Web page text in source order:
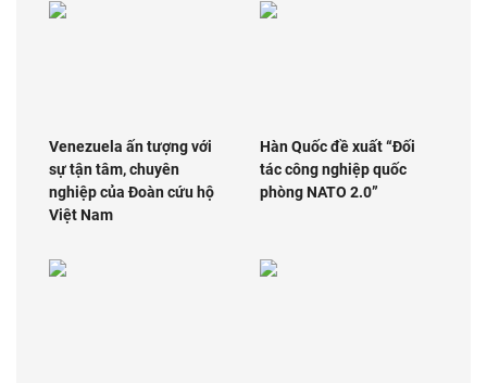
Venezuela ấn tượng với
sự tận tâm, chuyên
nghiệp của Đoàn cứu hộ
Việt Nam
Hàn Quốc đề xuất “Đối
tác công nghiệp quốc
phòng NATO 2.0”